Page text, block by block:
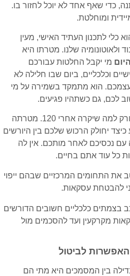
כדי שאף אחד לא יוכל לחזור בו.
ומוחלטת.
כלי לתכנון העתיד האישי, מעין
ולאוטונומיה שלנו. מטרתו היא
היום מי יקבל החלטות עבורכם
וכלכליים, ביום שבו חלילה לא
הוא מתמקד בשמירה על מי
לכם, גם כשתהיו פגיעים.
רלוונטית אך ורק למה שיקרה אחרי 120. מטרתה
יחולק הרכוש שלכם בין היורשים
עם נכסיכם לאחר מותכם. אין לה
כל עוד אתם בחיים.
התחומים המרכזיים שבהם ייפוי
להבטחת עסקאות.
בצמתים כלכליים חשובים הדורשים
מקרקעין ועד להסכמים מול
לביטול
בין המסמכים היא מתי הם